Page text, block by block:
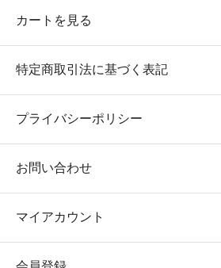
カートを見る
特定商取引法に基づく表記
プライバシーポリシー
お問い合わせ
マイアカウント